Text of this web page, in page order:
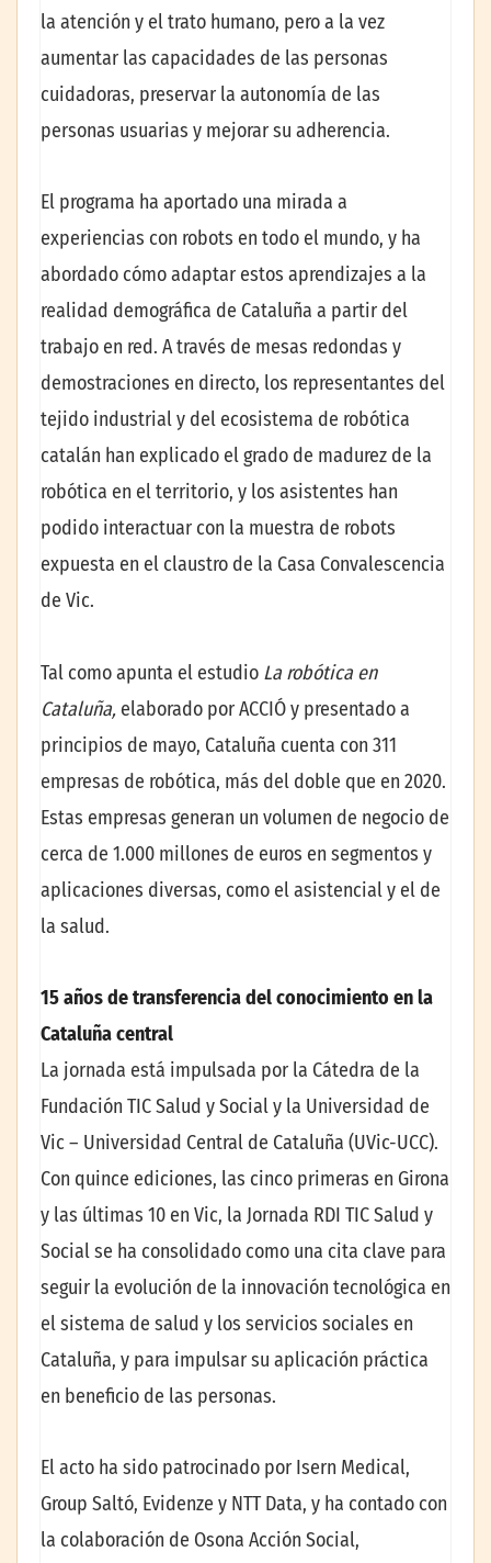
la atención y el trato humano, pero a la vez
aumentar las capacidades de las personas
cuidadoras, preservar la autonomía de las
personas usuarias y mejorar su adherencia.
El programa ha aportado una mirada a
experiencias con robots en todo el mundo, y ha
abordado cómo adaptar estos aprendizajes a la
realidad demográfica de Cataluña a partir del
trabajo en red. A través de mesas redondas y
demostraciones en directo, los representantes del
tejido industrial y del ecosistema de robótica
catalán han explicado el grado de madurez de la
robótica en el territorio, y los asistentes han
podido interactuar con la muestra de robots
expuesta en el claustro de la Casa Convalescencia
de Vic.
Tal como apunta el estudio La robótica en
Cataluña, elaborado por ACCIÓ y presentado a
principios de mayo, Cataluña cuenta con 311
empresas de robótica, más del doble que en 2020.
Estas empresas generan un volumen de negocio de
cerca de 1.000 millones de euros en segmentos y
aplicaciones diversas, como el asistencial y el de
la salud.
15 años de transferencia del conocimiento en la
Cataluña central
La jornada está impulsada por la Cátedra de la
Fundación TIC Salud y Social y la Universidad de
Vic – Universidad Central de Cataluña (UVic-UCC).
Con quince ediciones, las cinco primeras en Girona
y las últimas 10 en Vic, la Jornada RDI TIC Salud y
Social se ha consolidado como una cita clave para
seguir la evolución de la innovación tecnológica en
el sistema de salud y los servicios sociales en
Cataluña, y para impulsar su aplicación práctica
en beneficio de las personas.
El acto ha sido patrocinado por Isern Medical,
Group Saltó, Evidenze y NTT Data, y ha contado con
la colaboración de Osona Acción Social,